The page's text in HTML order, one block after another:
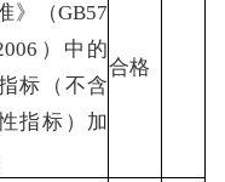
》（GB57
）中的
标（不含
指标）加
合格